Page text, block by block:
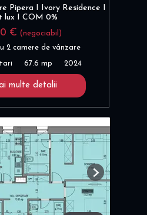
Pipera I Ivory Residence I
lux I COM 0%
€ (negociabil)
2 camere de vânzare
67.6 mp 2024
multe detalii
Next